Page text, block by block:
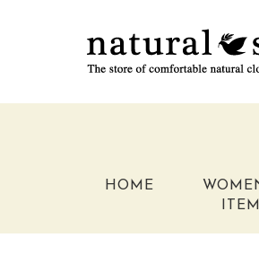
HOME
ITEM